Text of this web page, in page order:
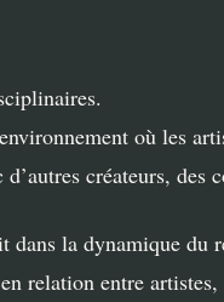
où les
créateurs,
la dynamique du
relation entre